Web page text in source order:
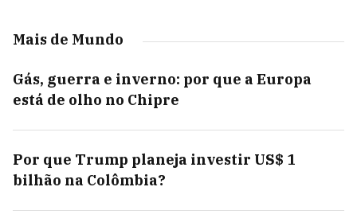
Mais de Mundo
Gás, guerra e inverno: por que a Europa
está de olho no Chipre
Por que Trump planeja investir US$ 1
bilhão na Colômbia?